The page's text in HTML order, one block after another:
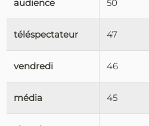
audience 50
téléspectateur 47
vendredi 46
média 45